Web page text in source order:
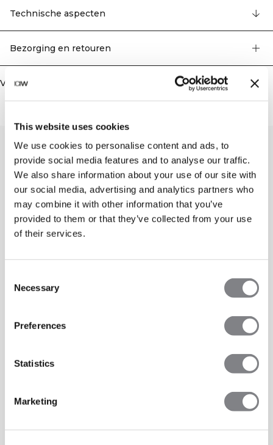
This website uses cookies
We use cookies to personalise content and ads, to
provide social media features and to analyse our traffic.
We also share information about your use of our site with
our social media, advertising and analytics partners who
may combine it with other information that you’ve
provided to them or that they’ve collected from your use
of their services.
Selection
Necessary
Preferences
Statistics
Marketing
Geborduurd ICIW-logo op de voorkant. Standaard pasvorm. 70% katoen, 30%
Technische aspecten
Bezorging en retouren
Vergelijkbare producten